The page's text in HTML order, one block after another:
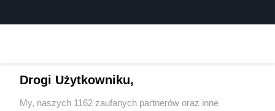
Drogi Użytkowniku,
My, naszych 1162 zaufanych partnerów oraz inne